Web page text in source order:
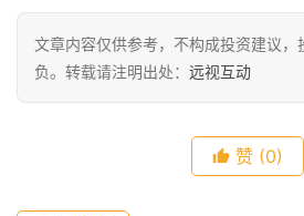
文章内容仅供参考，不构成投资建议，
负。转载请注明出处： 远视互动
赞 (0)